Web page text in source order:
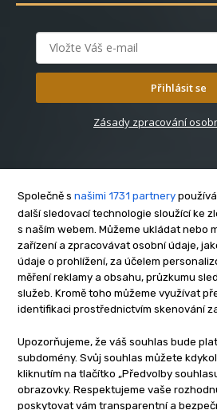
Přihlásit se
Zásady zpracování
O nás
Kontakt
Reklama
Zásady
Privacy
Cookies
Etický
Redakce
Společně s našimi 1731 partnery
další sledovací technologie sloužící ke
s naším webem. Můžeme ukládat nebo
zařízení a zpracovávat osobní údaje,
údaje o prohlížení, za účelem
měření reklamy a obsahu, průzkumu
služeb. Kromě toho můžeme využívat
identifikaci prostřednictvím skenování
Upozorňujeme, že váš souhlas bude
subdomény. Svůj souhlas můžete
kliknutím na tlačítko „Předvolby
obrazovky. Respektujeme vaše
poskytovat vám transparentní a